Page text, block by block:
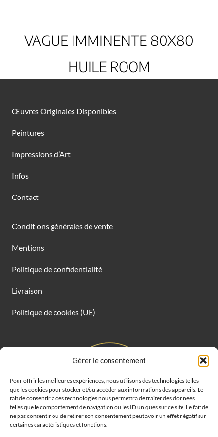
Gérer le consentement
Pour offrir les meilleures expériences, nous utilisons des technologies telles
que les cookies pour stocker et/ou accéder aux informations des appareils. Le
fait de consentir à ces technologies nous permettra de traiter des données
telles que le comportement de navigation ou les ID uniques sur ce site. Le fait de
ne pas consentir ou de retirer son consentement peut avoir un effet négatif sur
certaines caractéristiques et fonctions.
VAGUE IMMINENTE 80X80
HUILE ROOM
Œuvres Originales Disponibles
Peintures
Impressions d’Art
Infos
Contact
Conditions générales de vente
Mentions
Politique de confidentialité
Livraison
Politique de cookies (UE)